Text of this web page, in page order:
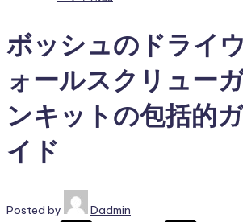
ボッシュのドライウ
ォールスクリュー
ンキットの包括的ガ
イド
Posted by Dadmin